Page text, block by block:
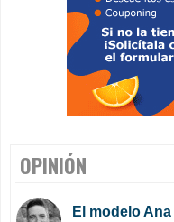
OPINIÓN
El modelo